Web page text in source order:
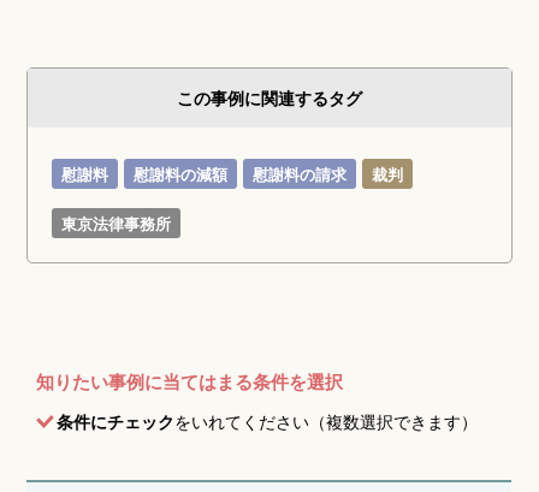
この事例に関連するタグ
慰謝料 慰謝料の減額 慰謝料の請求 裁判
東京法律事務所
知りたい事例に当てはまる条件を選択
条件にチェックをいれてください（複数選択できます）